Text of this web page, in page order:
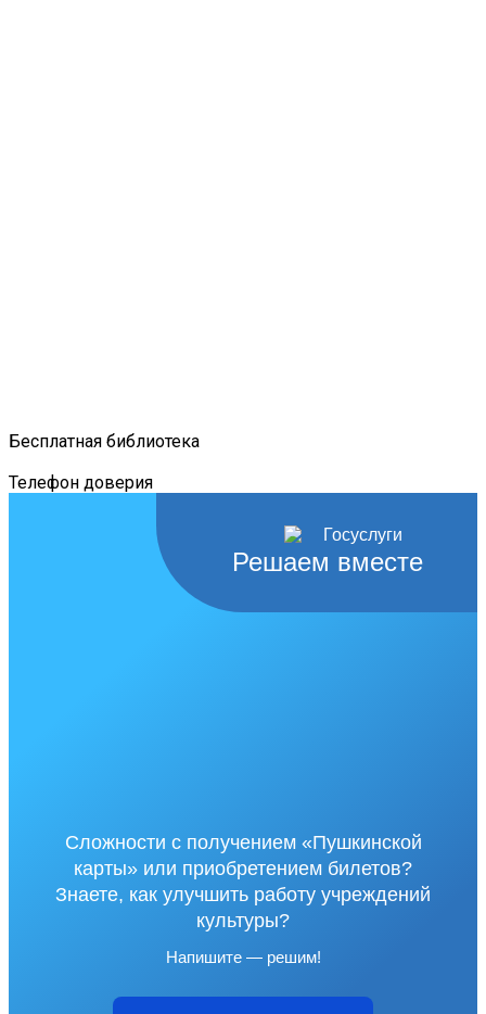
Бесплатная библиотека
Телефон доверия
Решаем вместе
Сложности с получением «Пушкинской
карты» или приобретением билетов?
Знаете, как улучшить работу учреждений
культуры?
Напишите — решим!